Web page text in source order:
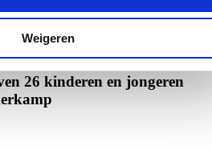
Weigeren
(cd&v) tevreden.
26 kinderen en jongeren